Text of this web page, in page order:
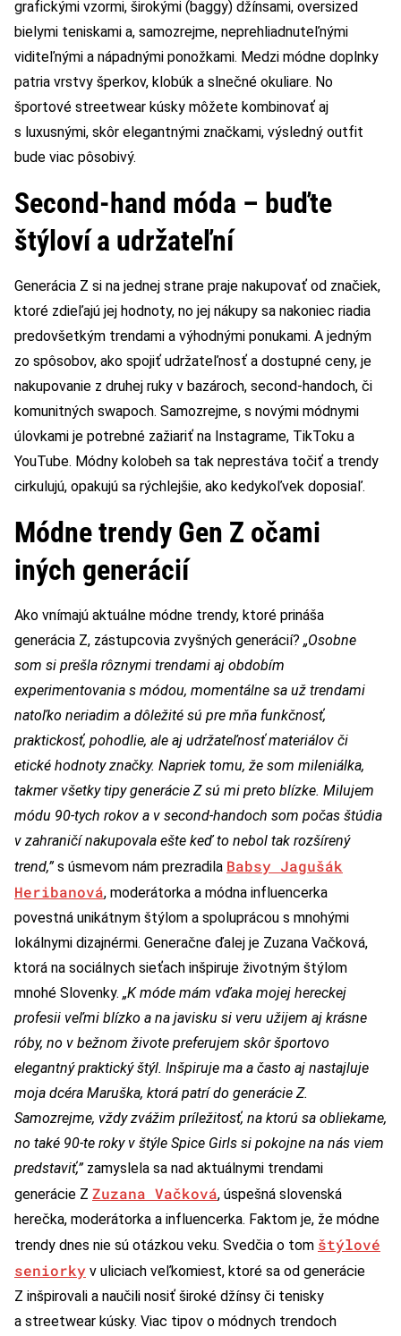
grafickými vzormi, širokými (baggy) džínsami, oversized
bielymi teniskami a, samozrejme, neprehliadnuteľnými
viditeľnými a nápadnými ponožkami. Medzi módne doplnky
patria vrstvy šperkov, klobúk a slnečné okuliare. No
športové streetwear kúsky môžete kombinovať aj
s luxusnými, skôr elegantnými značkami, výsledný outfit
bude viac pôsobivý.
Second-hand móda – buďte
štýloví a udržateľní
Generácia Z si na jednej strane praje nakupovať od značiek,
ktoré zdieľajú jej hodnoty, no jej nákupy sa nakoniec riadia
predovšetkým trendami a výhodnými ponukami. A jedným
zo spôsobov, ako spojiť udržateľnosť a dostupné ceny, je
nakupovanie z druhej ruky v bazároch, second-handoch, či
komunitných swapoch. Samozrejme, s novými módnymi
úlovkami je potrebné zažiariť na Instagrame, TikToku a
YouTube. Módny kolobeh sa tak neprestáva točiť a trendy
cirkulujú, opakujú sa rýchlejšie, ako kedykoľvek doposiaľ.
Módne trendy Gen Z očami
iných generácií
Ako vnímajú aktuálne módne trendy, ktoré prináša
generácia Z, zástupcovia zvyšných generácií? „Osobne
som si prešla rôznymi trendami aj obdobím
experimentovania s módou, momentálne sa už trendami
natoľko neriadim a dôležité sú pre mňa funkčnosť,
praktickosť, pohodlie, ale aj udržateľnosť materiálov či
etické hodnoty značky. Napriek tomu, že som mileniálka,
takmer všetky tipy generácie Z sú mi preto blízke. Milujem
módu 90-tych rokov a v second-handoch som počas štúdia
v zahraničí nakupovala ešte keď to nebol tak rozšírený
trend,”s úsmevom nám prezradila Babsy Jagušák
Heribanová, moderátorka a módna influencerka
povestná unikátnym štýlom a spoluprácou s mnohými
lokálnymi dizajnérmi. Generačne ďalej je Zuzana Vačková,
ktorá na sociálnych sieťach inšpiruje životným štýlom
mnohé Slovenky. „K móde mám vďaka mojej hereckej
profesii veľmi blízko a na javisku si veru užijem aj krásne
róby, no v bežnom živote preferujem skôr športovo
elegantný praktický štýl. Inšpiruje ma a často aj nastajluje
moja dcéra Maruška, ktorá patrí do generácie Z.
Samozrejme, vždy zvážim príležitosť, na ktorú sa obliekame,
no také 90-te roky v štýle Spice Girls si pokojne na nás viem
predstaviť,”zamyslela sa nad aktuálnymi trendami
generácie Z Zuzana Vačková, úspešná slovenská
herečka, moderátorka a influencerka. Faktom je, že módne
trendy dnes nie sú otázkou veku. Svedčia o tom štýlové
seniorky v uliciach veľkomiest, ktoré sa od generácie
Z inšpirovali a naučili nosiť široké džínsy či tenisky
a streetwear kúsky. Viac tipov o módnych trendoch